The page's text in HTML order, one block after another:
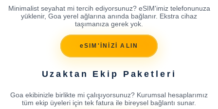
Minimalist seyahat mi tercih ediyorsunuz? eSIM'imiz telefonunuza
yüklenir, Goa yerel ağlarına anında bağlanır. Ekstra cihaz
taşımanıza gerek yok.
eSIM'İNİZİ ALIN
Uzaktan Ekip Paketleri
Goa ekibinizle birlikte mi çalışıyorsunuz? Kurumsal hesaplarımız
tüm ekip üyeleri için tek fatura ile bireysel bağlantı sunar.